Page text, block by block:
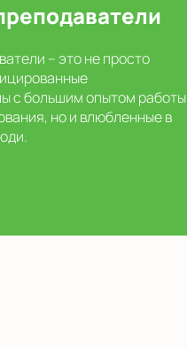
– это не просто
с большим опытом работы
но и влюбленные в